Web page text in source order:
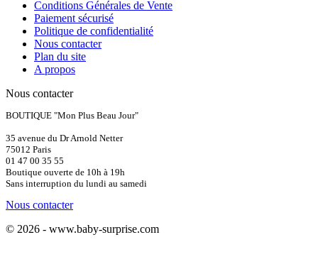
Conditions Générales de Vente
Paiement sécurisé
Politique de confidentialité
Nous contacter
Plan du site
A propos
Nous contacter
BOUTIQUE "Mon Plus Beau Jour"
35 avenue du Dr Arnold Netter
75012 Paris
01 47 00 35 55
Boutique ouverte de 10h à 19h
Sans interruption du lundi au samedi
Nous contacter
© 2026 - www.baby-surprise.com